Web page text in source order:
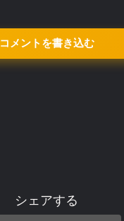
コメントを書き込む
シェアする